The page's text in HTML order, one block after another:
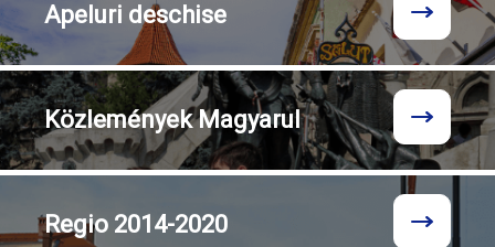
Apeluri deschise
KözleményekMagyarul
Regio 2014-2020